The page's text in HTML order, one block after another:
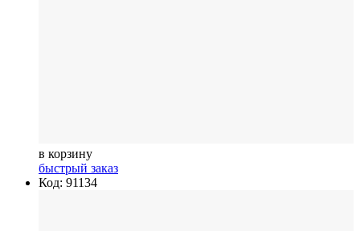
в корзину
быстрый заказ
Код: 91134